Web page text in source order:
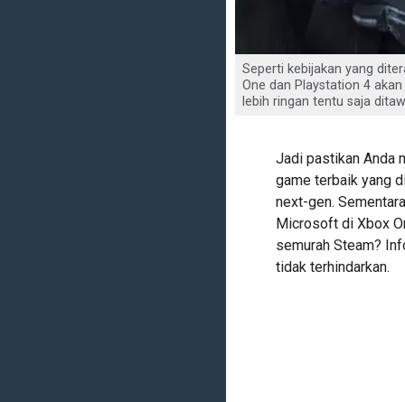
Seperti kebijakan yang
One dan Playstation 4
lebih ringan tentu saja
Jadi pastikan Anda
game terbaik yang
next-gen.
Microsoft di Xbox
semurah Steam?
tidak terhindarkan.